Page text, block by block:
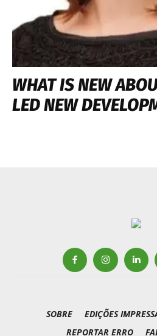
WHAT IS NEW
LED NEW
SOBRE EDIÇÕES
REPORTAR ERRO